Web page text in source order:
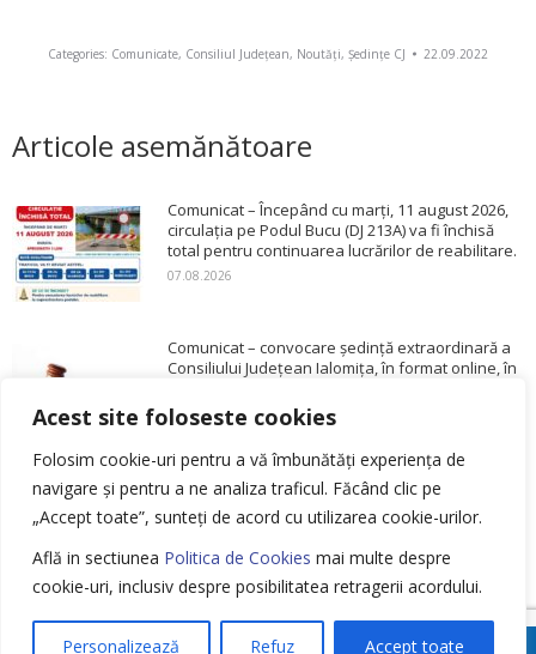
Acest site foloseste cookies
Folosim cookie-uri pentru a vă îmbunătăți experiența de
navigare și pentru a ne analiza traficul. Făcând clic pe
„Accept toate”, sunteți de acord cu utilizarea cookie-urilor.
Află in sectiunea Politica de Cookies mai multe despre
cookie-uri, inclusiv despre posibilitatea retragerii acordului.
Personalizează Refuz Accept toate
Categories: Comunicate, Consiliul Județean, Noutăți, Ședințe CJ 22.09.2022
Articole asemănătoare
Comunicat – Începând cu marți, 11 august 2026,
circulația pe Podul Bucu (DJ 213A) va fi închisă
total pentru continuarea lucrărilor de reabilitare.
07.08.2026
Comunicat – convocare ședință extraordinară a
Consiliului Județean Ialomița, în format online, în
06.08.2026
Comunicat – convocare ședință extraordinară de
îndată a Consiliului Județean Ialomița, în format
online, în data de 31.07.2026, ora 11,00
30.07.2026
Meniu Footer